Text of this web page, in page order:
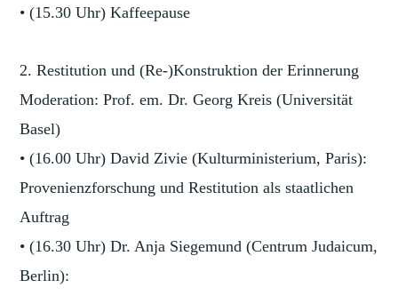
• (15.30 Uhr) Kaffeepause
2. Restitution und (Re-)Konstruktion der Erinnerung
Moderation: Prof. em. Dr. Georg Kreis (Universität
Basel)
• (16.00 Uhr) David Zivie (Kulturministerium, Paris):
Provenienzforschung und Restitution als staatlichen
Auftrag
• (16.30 Uhr) Dr. Anja Siegemund (Centrum Judaicum,
Berlin):